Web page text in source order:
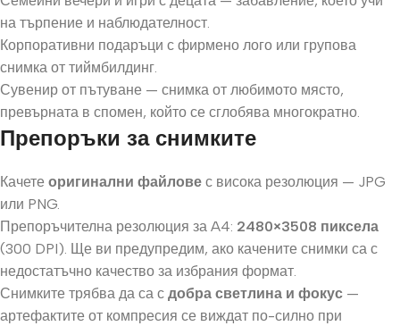
на търпение и наблюдателност.
Корпоративни подаръци с фирмено лого или групова
снимка от тиймбилдинг.
Сувенир от пътуване — снимка от любимото място,
превърната в спомен, който се сглобява многократно.
Препоръки за снимките
Качете оригинални файлове с висока резолюция — JPG
или PNG.
Препоръчителна резолюция за A4: 2480×3508 пиксела
(300 DPI). Ще ви предупредим, ако качените снимки са с
недостатъчно качество за избрания формат.
Снимките трябва да са с добра светлина и фокус —
артефактите от компресия се виждат по-силно при